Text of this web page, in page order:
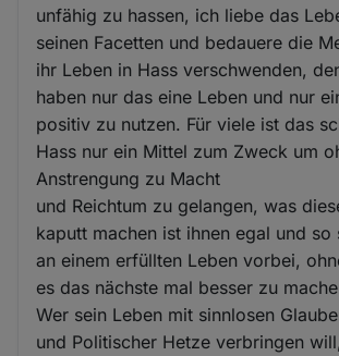
unfähig zu hassen, ich liebe das
seinen Facetten und bedauere die
ihr Leben in Hass verschwenden,
haben nur das eine Leben und nur
positiv zu nutzen. Für viele ist das
Hass nur ein Mittel zum Zweck um
Anstrengung zu Macht
und Reichtum zu gelangen, was
kaputt machen ist ihnen egal und so
an einem erfüllten Leben vorbei,
es das nächste mal besser zu
Wer sein Leben mit sinnlosen
und Politischer Hetze verbringen